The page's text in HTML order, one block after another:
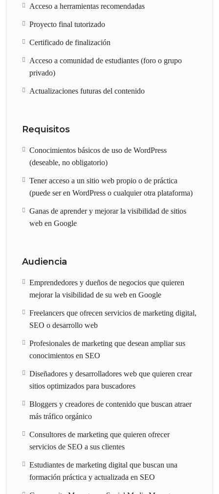
Acceso a herramientas recomendadas
Proyecto final tutorizado
Certificado de finalización
Acceso a comunidad de estudiantes (foro o grupo
privado)
Actualizaciones futuras del contenido
Requisitos
Conocimientos básicos de uso de WordPress
(deseable, no obligatorio)
Tener acceso a un sitio web propio o de práctica
(puede ser en WordPress o cualquier otra plataforma)
Ganas de aprender y mejorar la visibilidad de sitios
web en Google
Audiencia
Emprendedores y dueños de negocios que quieren
mejorar la visibilidad de su web en Google
Freelancers que ofrecen servicios de marketing digital,
SEO o desarrollo web
Profesionales de marketing que desean ampliar sus
conocimientos en SEO
Diseñadores y desarrolladores web que quieren crear
sitios optimizados para buscadores
Bloggers y creadores de contenido que buscan atraer
más tráfico orgánico
Consultores de marketing que quieren ofrecer
servicios de SEO a sus clientes
Estudiantes de marketing digital que buscan una
formación práctica y actualizada en SEO